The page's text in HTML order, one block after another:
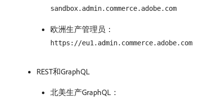
sandbox.admin.commerce.adobe.com
欧洲生产管理员：
https://eu1.admin.commerce.adobe.com
REST和GraphQL
北美生产GraphQL：